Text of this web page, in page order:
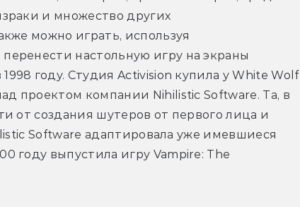
и множество других
можно играть, используя
настольную игру на экраны
году. Студия Activision купила у White Wolf
проектом компании Nihilistic Software. Та, в
от создания шутеров от первого лица и
Software адаптировала уже имевшиеся
году выпустила игру Vampire: The